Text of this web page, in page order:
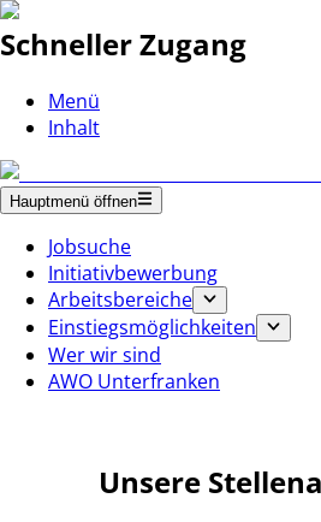
Schneller Zugang
Menü
Inhalt
Hauptmenü öffnen
Jobsuche
Initiativbewerbung
Arbeitsbereiche
Einstiegsmöglichkeiten
Wer wir sind
AWO Unterfranken
Unsere